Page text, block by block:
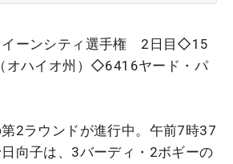
イーンシティ選手権 2日目◇15
オハイオ州）◇6416ヤード・パ
2ラウンドが進行中。午前7時37
向子は、3バーディ・2ボギーの